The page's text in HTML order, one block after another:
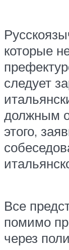
которые
следует
должным
этого,
Все
помимо
через